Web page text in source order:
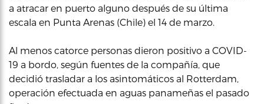
a atracar en puerto alguno después de su última
escala en Punta Arenas (Chile) el 14 de marzo.
Al menos catorce personas dieron positivo a COVID-
19 a bordo, según fuentes de la compañía, que
decidió trasladar a los asintomáticos al Rotterdam,
operación efectuada en aguas panameñas el pasado